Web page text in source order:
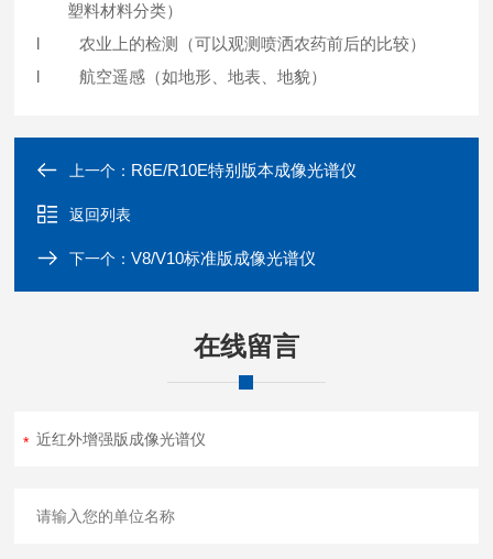
塑料材料分类）
l
农业上的检测（可以观测喷洒农药前后的比较）
l
航空遥感（如地形、地表、地貌）
上一个： R6E/R10E特别版本成像光谱仪
返回列表
下一个：V8/V10标准版成像光谱仪
在线留言